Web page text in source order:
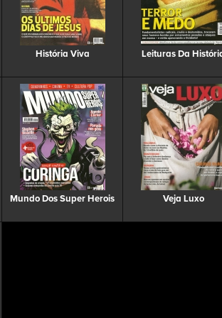
História Viva Leituras Da
Mundo Dos Super Herois Veja Luxo